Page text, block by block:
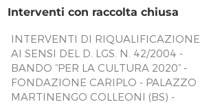
Interventi con raccolta chiusa
INTERVENTI DI RIQUALIFICAZIONE
AI SENSI DEL D. LGS. N. 42/2004 -
BANDO “PER LA CULTURA 2020” -
FONDAZIONE CARIPLO - PALAZZO
MARTINENGO COLLEONI (BS) -